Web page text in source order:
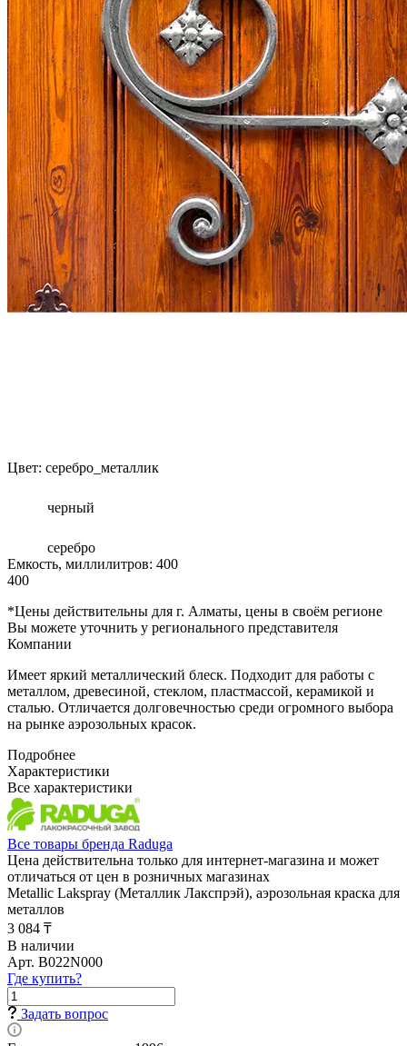
Цвет: серебро_металлик
черный
серебро
Емкость, миллилитров: 400
400
*Цены действительны для г. Алматы, цены в своём регионе
Вы можете уточнить у регионального представителя
Компании
Имеет яркий металлический блеск. Подходит для работы с
металлом, древесиной, стеклом, пластмассой, керамикой и
сталью. Отличается долговечностью среди огромного выбора
на рынке аэрозольных красок.
Подробнее
Характеристики
Все характеристики
Все товары бренда Raduga
Цена действительна только для интернет-магазина и может
отличаться от цен в розничных магазинах
Metallic Lakspray (Металлик Лакспрэй), аэрозольная краска для
металлов
3 084 ₸
В наличии
Арт. B022N000
Где купить?
Задать вопрос